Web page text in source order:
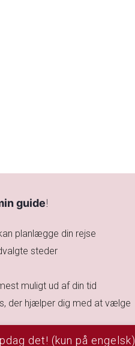
guide!
planlægge din rejse
steder
muligt ud af din tid
der hjælper dig med at vælge
det! (kun på engelsk)